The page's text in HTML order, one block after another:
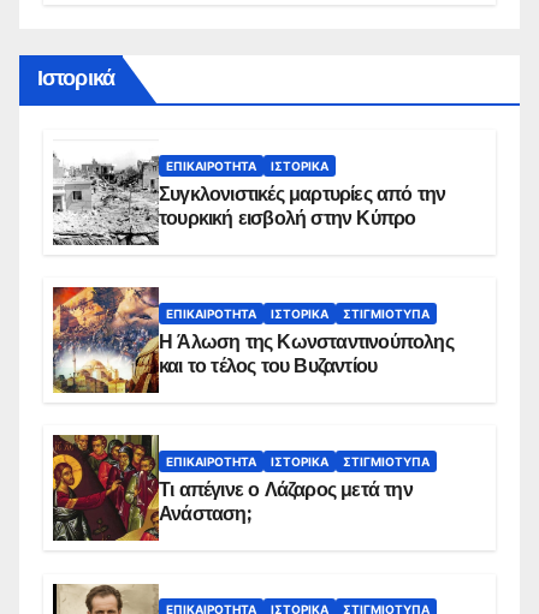
Ιστορικά
ΕΠΙΚΑΙΡΌΤΗΤΑ ΙΣΤΟΡΙΚΆ
Συγκλονιστικές μαρτυρίες από την
τουρκική εισβολή στην Κύπρο
ΕΠΙΚΑΙΡΌΤΗΤΑ ΙΣΤΟΡΙΚΆ ΣΤΙΓΜΙΌΤΥΠΑ
Η Άλωση της Κωνσταντινούπολης
και το τέλος του Βυζαντίου
ΕΠΙΚΑΙΡΌΤΗΤΑ ΙΣΤΟΡΙΚΆ ΣΤΙΓΜΙΌΤΥΠΑ
Τι απέγινε ο Λάζαρος μετά την
Ανάσταση;
ΕΠΙΚΑΙΡΌΤΗΤΑ ΙΣΤΟΡΙΚΆ ΣΤΙΓΜΙΌΤΥΠΑ